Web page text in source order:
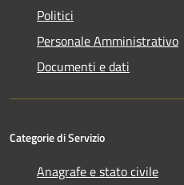
Politici
Personale Amministrativo
Documenti e dati
Categorie di Servizio
Anagrafe e stato civile